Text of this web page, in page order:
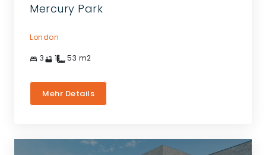
Mercury Park
London
3 1 53 m2
Mehr Details